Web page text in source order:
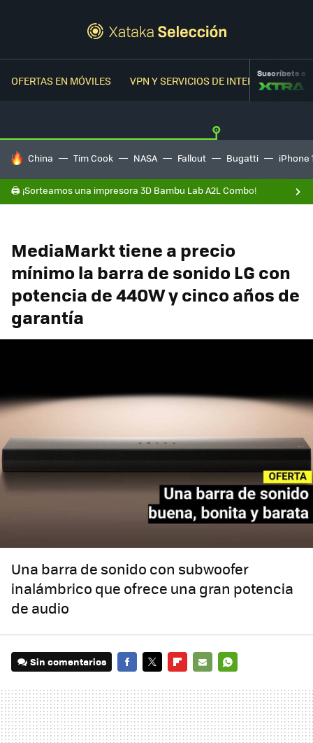
OFERTAS EN MÓVILES VPN Y SERVICIOS DE INTERNETSuscríbete a
HOY SE HABLA DE
China Tim Cook NASA Fallout Bugatti iPhone
🖨️ ¡Sorteamos una impresora 3D Bambu Lab A2L Combo!
MediaMarkt tiene a precio
mínimo la barra de sonido LG con
potencia de 440W y cinco años de
garantía
Una barra de sonido con subwoofer
inalámbrico que ofrece una gran potencia
de audio
Sin comentarios
MAIL